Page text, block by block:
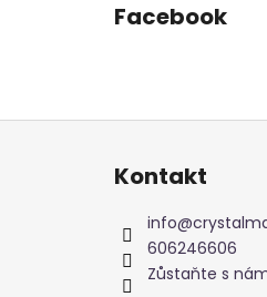
Facebook
Z
Kontakt
info@
606246606
Zůstaňte s